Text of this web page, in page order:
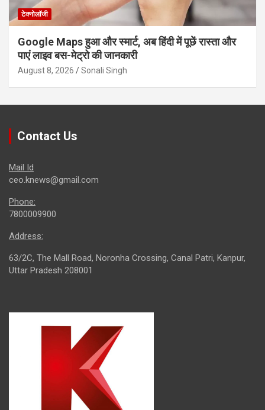
टेक्नोलॉजी
Google Maps हुआ और स्मार्ट, अब हिंदी में पूछें रास्ता और
पाएं लाइव बस-मेट्रो की जानकारी
August 8, 2026 Sonali Singh
Contact Us
Mail Id
ceo.knews@gmail.com
Phone:
7800009900
Address:
63/2C, The Mall Road, Noronha Crossing, Canal Patri, Kanpur,
Uttar Pradesh 208001